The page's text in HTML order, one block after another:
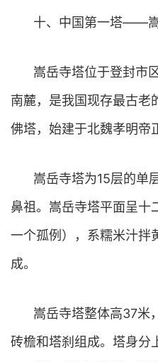
十、中国第一塔——
嵩岳寺塔位于登封市
南麓，是我国现存最古老
佛塔，始建于北魏孝明帝
嵩岳寺塔为15层的单
鼻祖。嵩岳寺塔平面呈十
一个孤例），系糯米汁拌
成。
嵩岳寺塔整体高37米
砖檐和塔刹组成。塔身分